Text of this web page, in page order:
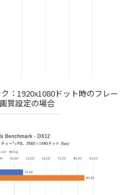
：1920x1080ドット時のフレー
質設定の場合